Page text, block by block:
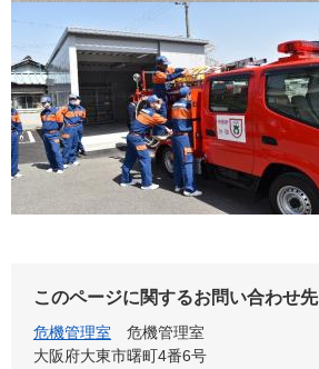
このページに関するお問い合わせ先
危機管理室
危機管理室
大阪府大東市曙町4番6号